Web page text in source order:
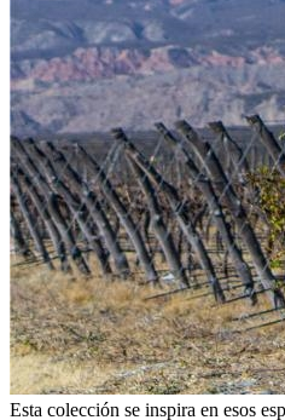
Esta colección se inspira en esos